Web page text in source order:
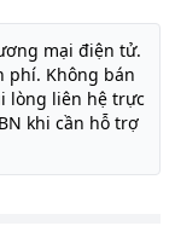
mại điện tử.
phí. Không bán
lòng liên hệ trực
khi cần hỗ trợ